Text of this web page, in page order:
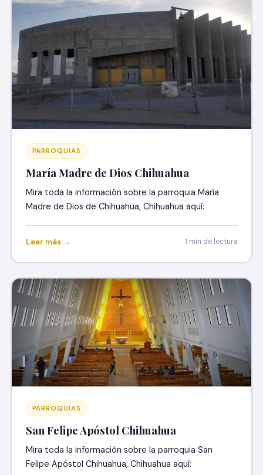
PARROQUIAS
María Madre de Dios Chihuahua
Mira toda la información sobre la parroquia María
Madre de Dios de Chihuahua, Chihuahua aquí:
Leer más → 1 min de lectura
PARROQUIAS
San Felipe Apóstol Chihuahua
Mira toda la información sobre la parroquia San
Felipe Apóstol Chihuahua, Chihuahua aquí: